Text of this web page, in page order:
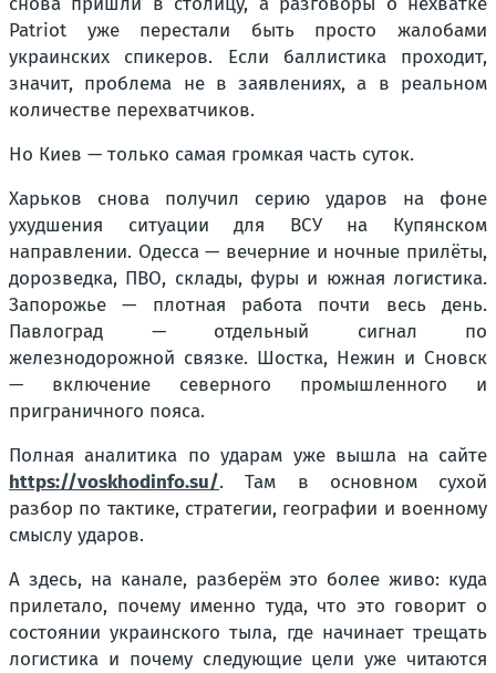
Patriot уже перестали быть просто жалобами
украинских спикеров. Если баллистика проходит,
значит, проблема не в заявлениях, а в реальном
количестве перехватчиков.
Но Киев — только самая громкая часть суток.
Харьков снова получил серию ударов на фоне
ухудшения ситуации для ВСУ на Купянском
направлении. Одесса — вечерние и ночные прилёты,
дорозведка, ПВО, склады, фуры и южная логистика.
Запорожье — плотная работа почти весь день.
Павлоград — отдельный сигнал по
железнодорожной связке. Шостка, Нежин и Сновск
— включение северного промышленного и
приграничного пояса.
Полная аналитика по ударам уже вышла на сайте
https://voskhodinfo.su/. Там в основном сухой
разбор по тактике, стратегии, географии и военному
смыслу ударов.
А здесь, на канале, разберём это более живо: куда
прилетало, почему именно туда, что это говорит о
состоянии украинского тыла, где начинает трещать
логистика и почему следующие цели уже читаются